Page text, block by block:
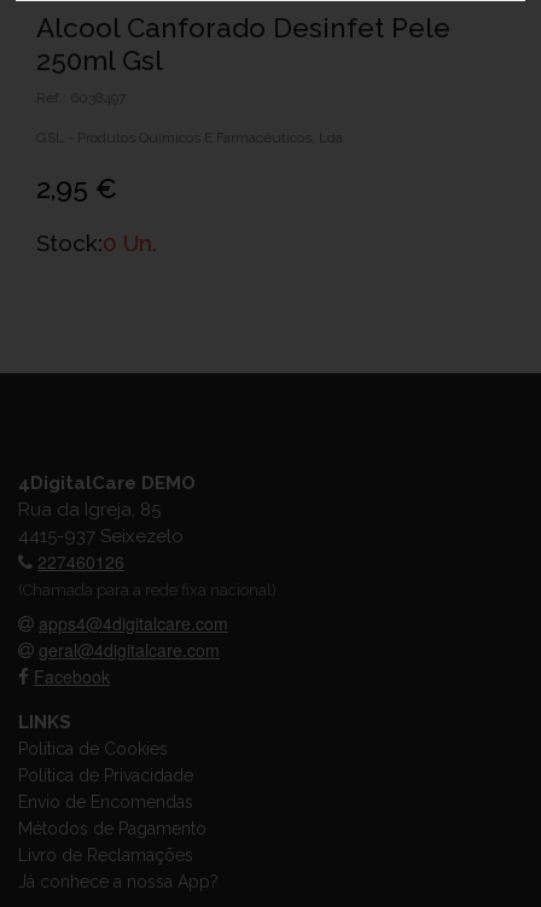
Alcool Canforado Desinfet Pele
250ml Gsl
Ref.: 6038497
GSL - Produtos Quimicos E Farmacêuticos, Lda
2,95 €
Stock:0 Un.
4DigitalCare DEMO
Rua da Igreja, 85
4415-937 Seixezelo
227460126
(Chamada para a rede fixa nacional)
apps4@4digitalcare.com
geral@4digitalcare.com
Facebook
LINKS
Política de Cookies
Política de Privacidade
Envio de Encomendas
Métodos de Pagamento
Livro de Reclamações
Já conhece a nossa App?